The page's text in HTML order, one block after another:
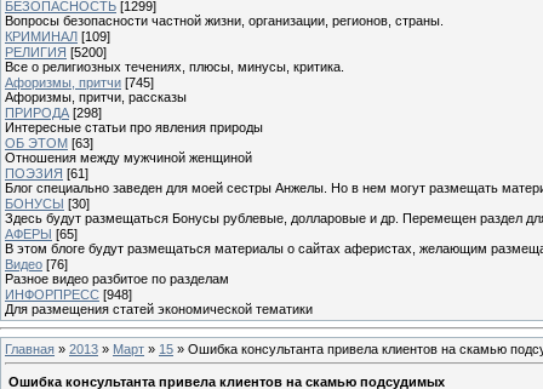
БЕЗОПАСНОСТЬ [1299]
Вопросы безопасности частной жизни, организации, регионов, страны.
КРИМИНАЛ [109]
РЕЛИГИЯ [5200]
Все о религиозных течениях, плюсы, минусы, критика.
Афоризмы, притчи [745]
Афоризмы, притчи, рассказы
ПРИРОДА [298]
Интересные статьи про явления природы
ОБ ЭТОМ [63]
Отношения между мужчиной женщиной
ПОЭЗИЯ [61]
Блог специально заведен для моей сестры Анжелы. Но в нем могут размещать
БОНУСЫ [30]
Здесь будут размещаться Бонусы рублевые, долларовые и др. Перемещен раздел
АФЕРЫ [65]
В этом блоге будут размещаться материалы о сайтах аферистах, желающим
Видео [76]
Разное видео разбитое по разделам
ИНФОРПРЕСС [948]
Для размещения статей экономической тематики
Главная » 2013 » Март » 15 » Ошибка консультанта привела клиентов на скамью
Ошибка консультанта привела клиентов на скамью подсудимых